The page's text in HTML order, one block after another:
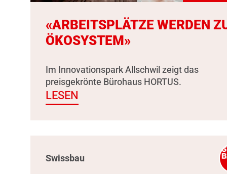
«ARBEITSPLÄTZE WERDEN
ÖKOSYSTEM»
Im Innovationspark Allschwil zeigt das
preisgekrönte Bürohaus HORTUS.
LESEN
Swissbau